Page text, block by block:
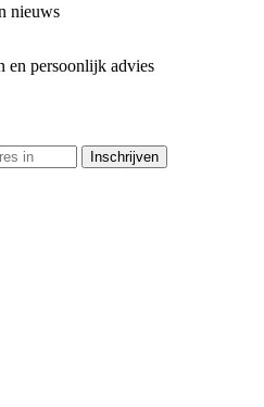
nieuws
en persoonlijk advies
Inschrijven